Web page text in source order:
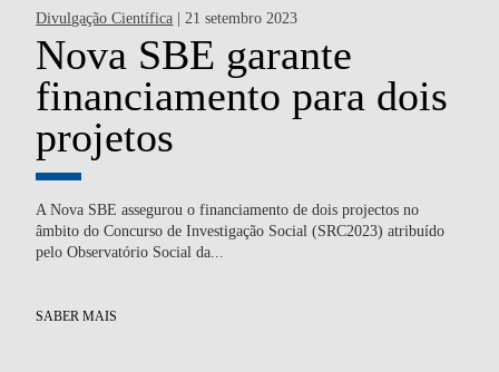
Divulgação Científica | 21 setembro 2023
Nova SBE garante
financiamento para dois
projetos
A Nova SBE assegurou o financiamento de dois projectos no
âmbito do Concurso de Investigação Social (SRC2023) atribuído
pelo Observatório Social da...
SABER MAIS